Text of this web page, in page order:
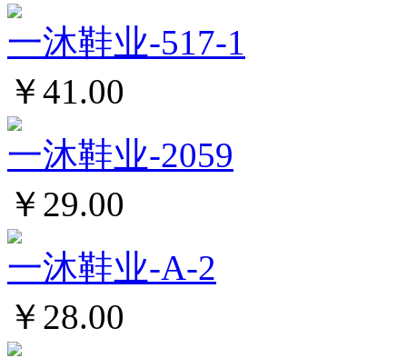
一沐鞋业-517-1
￥41.00
一沐鞋业-2059
￥29.00
一沐鞋业-A-2
￥28.00